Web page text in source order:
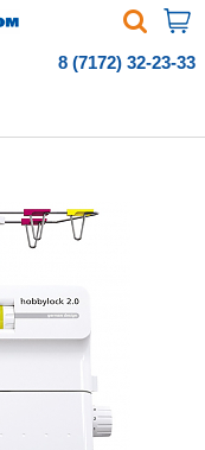
8 (7172) 32-23-33